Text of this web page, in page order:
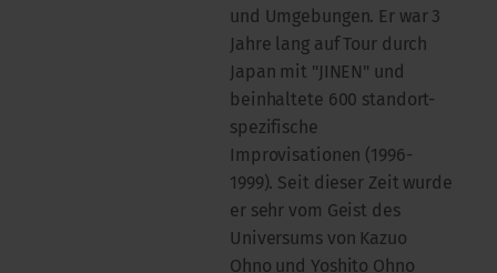
und Umgebungen. Er war 3
Jahre lang auf Tour durch
Japan mit "JINEN" und
beinhaltete 600 standort-
spezifische
Improvisationen (1996-
1999). Seit dieser Zeit wurde
er sehr vom Geist des
Universums von Kazuo
Ohno und Yoshito Ohno